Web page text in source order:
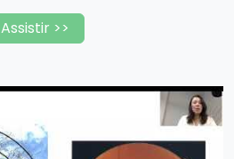
Assistir >>